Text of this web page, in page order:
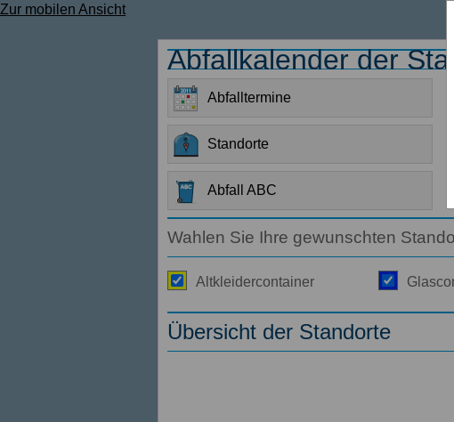
Zur mobilen Ansicht
Abfallkalender der
Abfalltermine
Standorte
Abfall ABC
Wahlen Sie Ihre gewunschten
Altkleidercontainer
Übersicht der Standorte